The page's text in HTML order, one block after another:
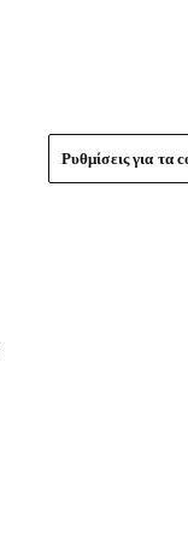
Ρυθμίσεις για τα